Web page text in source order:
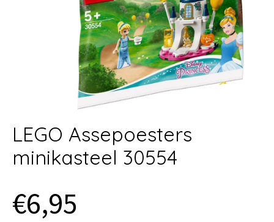
LEGO Assepoesters
minikasteel 30554
€6,95